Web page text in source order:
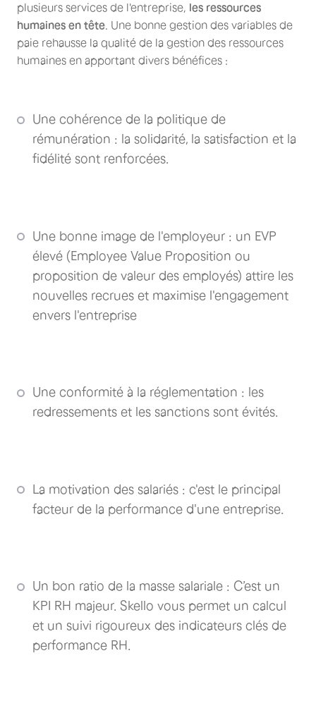
plusieurs services de l'entreprise, les ressources
humaines en tête . Une bonne gestion des variables de
paie rehausse la qualité de la gestion des ressources
humaines en apportant divers bénéfices :
Une cohérence de la politique de
rémunération : la solidarité, la satisfaction et la
fidélité sont renforcées.
Une bonne image de l'employeur : un EVP
élevé (Employee Value Proposition ou
proposition de valeur des employés) attire les
nouvelles recrues et maximise l'engagement
envers l'entreprise
Une conformité à la réglementation : les
redressements et les sanctions sont évités.
La motivation des salariés : c'est le principal
facteur de la performance d'une entreprise.
Un bon ratio de la masse salariale : C’est un
KPI RH majeur. Skello vous permet un calcul
et un suivi rigoureux des indicateurs clés de
performance RH.